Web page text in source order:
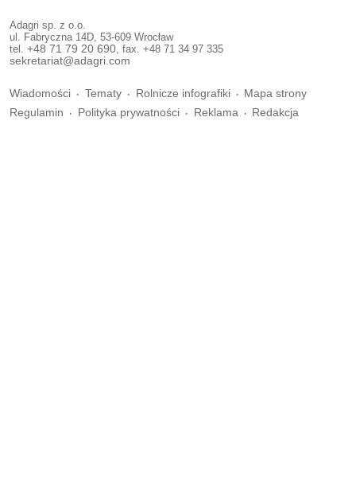
Adagri sp. z o.o.
ul. Fabryczna 14D, 53-609 Wrocław
tel. +48 71 79 20 690 , fax. +48 71 34 97 335
sekretariat@adagri.com
Wiadomości Tematy Rolnicze infografiki
Mapa strony
Regulamin
Polityka prywatności Reklama Redakcja